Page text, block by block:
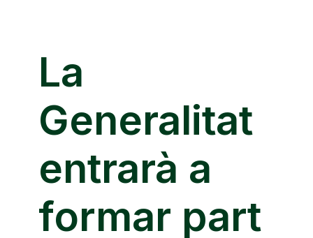
La
Generalitat
entrarà a
formar part